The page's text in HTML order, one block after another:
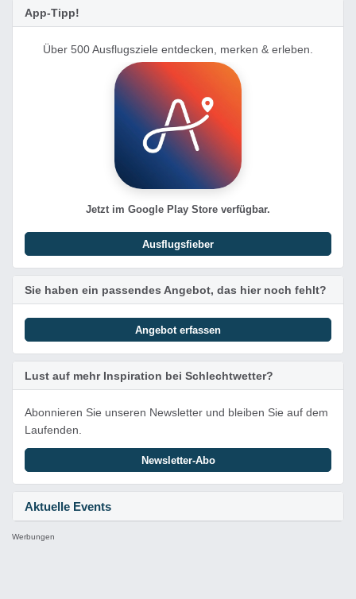
Aktuelle Events
App-Tipp!
Über 500 Ausflugsziele entdecken, merken & erleben.
Jetzt im Google Play Store verfügbar.
Ausflugsfieber
Sie haben ein passendes Angebot, das hier noch fehlt?
Angebot erfassen
Lust auf mehr Inspiration bei Schlechtwetter?
Abonnieren Sie unseren Newsletter und bleiben Sie auf dem
Laufenden.
Newsletter-Abo
Werbungen